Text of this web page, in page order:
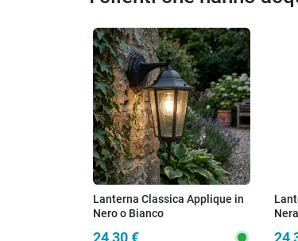
Lanterna Classica Applique in
Nero o Bianco
24,30 €